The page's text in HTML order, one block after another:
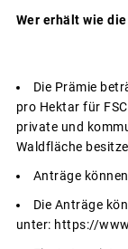
Wer erhält wie
Die Prämie
pro Hektar für
private und
Waldfläche
Anträge
Die Anträge
unter: https://